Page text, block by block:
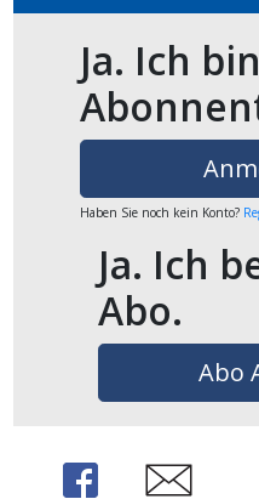
Ja. Ich bin
Haben Sie noch kein Konto?
Ja. Ich
Abo.
Abo
Share Share